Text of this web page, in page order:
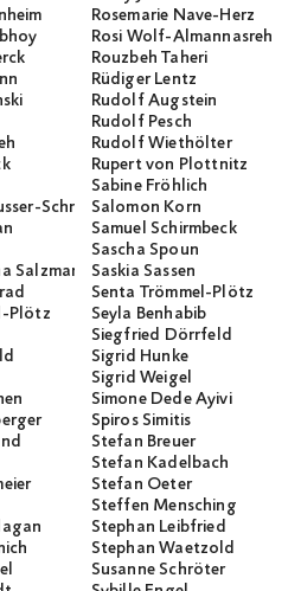
Rosemarie Nave-Herz
Rosi Wolf-Almannasreh
Rouzbeh Taheri
Rüdiger Lentz
Rudolf Augstein
Rudolf Pesch
Rudolf Wiethölter
Rupert von Plottnitz
Sabine Fröhlich
Schnarrenberger
Salomon Korn
Samuel Schirmbeck
Sascha Spoun
Salzmann Saskia Sassen
Senta Trömmel-Plötz
Plötz
Seyla Benhabib
Siegfried Dörrfeld
Sigrid Hunke
Sigrid Weigel
Simone Dede Ayivi
Spiros Simitis
Stefan Breuer
Stefan Kadelbach
Stefan Oeter
Steffen Mensching
Stephan Leibfried
Stephan Waetzold
Susanne Schröter